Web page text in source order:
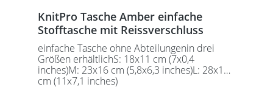
KnitPro Tasche Amber einfache
Stofftasche mit Reissverschluss
einfache Tasche ohne Abteilungenin drei
Größen erhältlichS: 18x11 cm (7x0,4
inches)M: 23x16 cm (5,8x6,3 inches)L: 28x18
cm (11x7,1 inches)